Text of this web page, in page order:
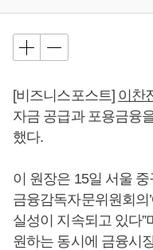
[비즈니스포스트] 이찬
자금 공급과 포용금융
했다.
이 원장은 15일 서울
금융감독자문위원회의
실성이 지속되고 있다”
원하는 동시에 금융시